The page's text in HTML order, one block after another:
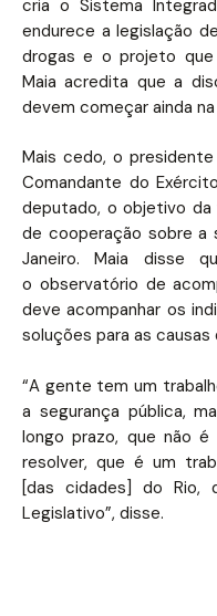
cria o Sistema
endurece a legislação
drogas e o projeto
Maia acredita que a
devem começar ainda
Mais cedo, o
Comandante do
deputado, o objetivo
de cooperação sobre a
Janeiro. Maia disse
o observatório de
deve acompanhar os
soluções para as causas
“A gente tem um
a segurança pública,
longo prazo, que não
resolver, que é um
[das cidades] do Rio,
Legislativo”, disse.